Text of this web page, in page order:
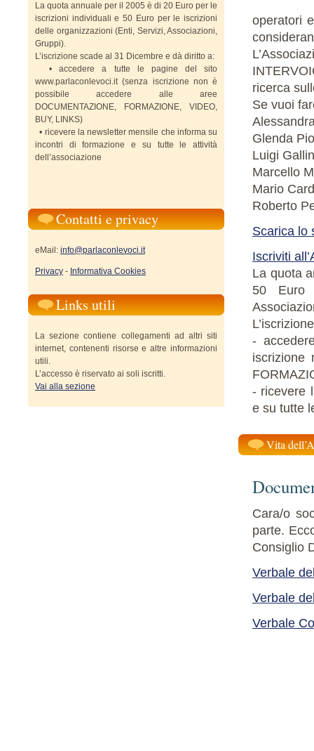
operatori
ricerca
Se vuoi
Glenda
Luigi
Marcello
Mario
Roberto
Scarica lo
Iscriviti
La quota
50 Euro
-
iscrizione
- ricevere
e su tutte
Vita
Cara/o
parte.
Consiglio
Verbale
Verbale
Verbale
La quota annuale per il 2005 è di 20 Euro per le
iscrizioni individuali e 50 Euro per le iscrizioni
delle organizzazioni (Enti, Servizi, Associazioni,
Gruppi).
L’iscrizione scade al 31 Dicembre e dà diritto a:
• accedere a tutte le pagine del sito
www.parlaconlevoci.it (senza iscrizione non è
possibile accedere alle aree
DOCUMENTAZIONE, FORMAZIONE, VIDEO,
BUY, LINKS)
• ricevere la newsletter mensile che informa su
incontri di formazione e su tutte le attività
dell’associazione
Contatti e privacy
eMail: info@parlaconlevoci.it
Privacy - Informativa Cookies
Links utili
La sezione contiene collegamenti ad altri siti
internet, contenenti risorse e altre informazioni
utili.
L’accesso è riservato ai soli iscritti.
Vai alla sezione